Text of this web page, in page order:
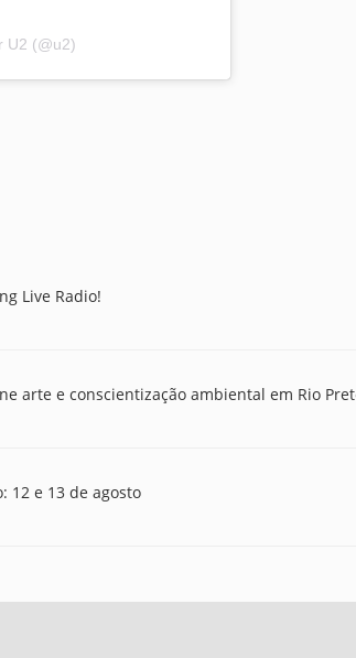
U2 (@u2)
Live Radio!
arte e conscientização ambiental em Rio
12 e 13 de agosto